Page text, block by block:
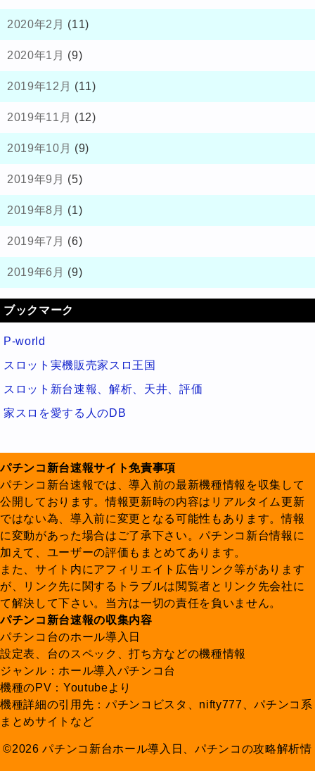
2020年2月 (11)
2020年1月 (9)
2019年12月 (11)
2019年11月 (12)
2019年10月 (9)
2019年9月 (5)
2019年8月 (1)
2019年7月 (6)
2019年6月 (9)
ブックマーク
P-world
スロット実機販売家スロ王国
スロット新台速報、解析、天井、評価
家スロを愛する人のDB
パチンコ新台速報サイト免責事項
パチンコ新台速報では、導入前の最新機種情報を収集して
公開しております。情報更新時の内容はリアルタイム更新
ではない為、導入前に変更となる可能性もあります。情報
に変動があった場合はご了承下さい。パチンコ新台情報に
加えて、ユーザーの評価もまとめてあります。
また、サイト内にアフィリエイト広告リンク等があります
が、リンク先に関するトラブルは閲覧者とリンク先会社に
て解決して下さい。当方は一切の責任を負いません。
パチンコ新台速報の収集内容
パチンコ台のホール導入日
設定表、台のスペック、打ち方などの機種情報
ジャンル：ホール導入パチンコ台
機種のPV：Youtubeより
機種詳細の引用先：パチンコビスタ、nifty777、パチンコ系
まとめサイトなど
©2026 パチンコ新台ホール導入日、パチンコの攻略解析情